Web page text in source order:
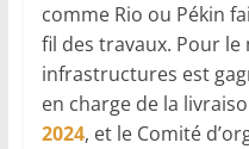
comme Rio ou Pékin
fil des travaux. Pour
infrastructures est
en charge de la
2024, et le Comité